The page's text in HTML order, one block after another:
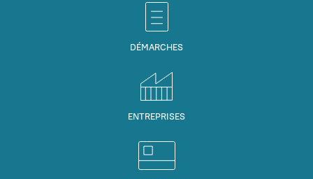
DÉMARCHES
ENTREPRISES